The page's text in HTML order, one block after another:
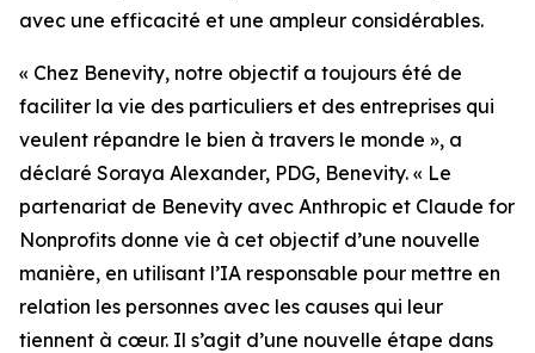
avec une efficacité et une ampleur considérables.
« Chez Benevity, notre objectif a toujours été de
faciliter la vie des particuliers et des entreprises qui
veulent répandre le bien à travers le monde », a
déclaré Soraya Alexander, PDG, Benevity. « Le
partenariat de Benevity avec Anthropic et Claude for
Nonprofits donne vie à cet objectif d’une nouvelle
manière, en utilisant l’IA responsable pour mettre en
relation les personnes avec les causes qui leur
tiennent à cœur. Il s’agit d’une nouvelle étape dans